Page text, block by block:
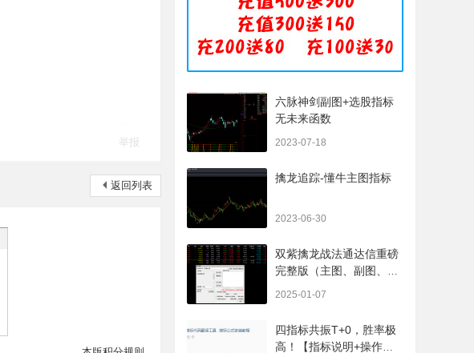
举报
返回列表
六脉神剑副图+选股指标
无未来函数
2023-07-18
擒龙追踪-懂牛主图指标
2023-06-30
双紫擒龙战法通达信重磅
完整版（主图、副图、排
2025-01-07
四指标共振T+0，胜率极
高！【指标说明+操作方